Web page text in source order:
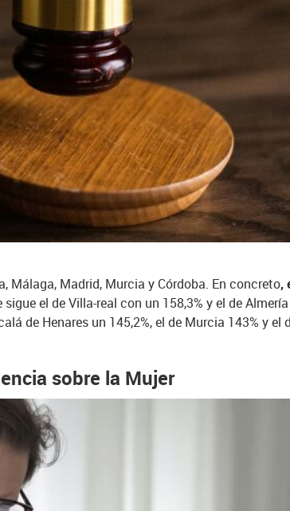
Málaga, Madrid, Murcia y Córdoba. En concreto,
sigue el de Villa-real con un 158,3% y el de
de Henares un 145,2%, el de Murcia 143% y el
sobre la Mujer